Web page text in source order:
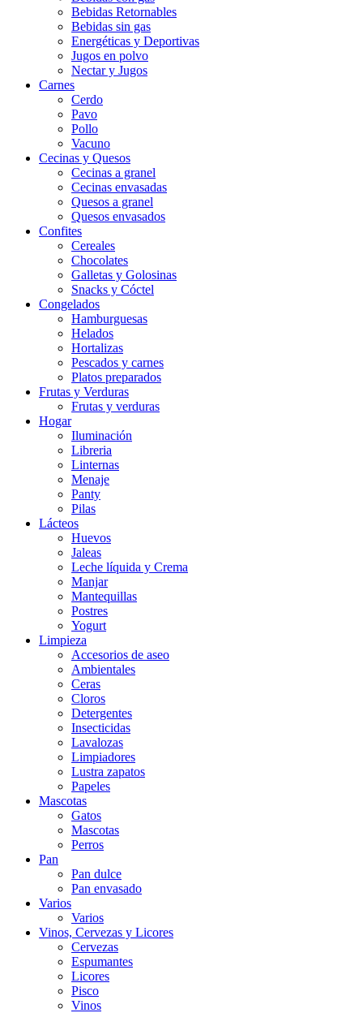
Bebidas Retornables
Bebidas sin gas
Energéticas y Deportivas
Jugos en polvo
Nectar y Jugos
Carnes
Cerdo
Pavo
Pollo
Vacuno
Cecinas y Quesos
Cecinas a granel
Cecinas envasadas
Quesos a granel
Quesos envasados
Confites
Cereales
Chocolates
Galletas y Golosinas
Snacks y Cóctel
Congelados
Hamburguesas
Helados
Hortalizas
Pescados y carnes
Platos preparados
Frutas y Verduras
Frutas y verduras
Hogar
Iluminación
Libreria
Linternas
Menaje
Panty
Pilas
Lácteos
Huevos
Jaleas
Leche líquida y Crema
Manjar
Mantequillas
Postres
Yogurt
Limpieza
Accesorios de aseo
Ambientales
Ceras
Cloros
Detergentes
Insecticidas
Lavalozas
Limpiadores
Lustra zapatos
Papeles
Mascotas
Gatos
Mascotas
Perros
Pan
Pan dulce
Pan envasado
Varios
Varios
Vinos, Cervezas y Licores
Cervezas
Espumantes
Licores
Pisco
Vinos